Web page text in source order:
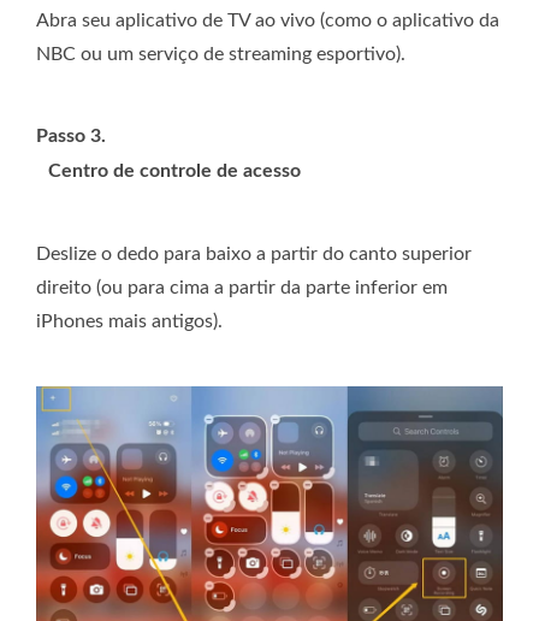
Abra seu aplicativo de TV ao vivo (como o aplicativo da
NBC ou um serviço de streaming esportivo).
Passo 3.
Centro de controle de acesso
Deslize o dedo para baixo a partir do canto superior
direito (ou para cima a partir da parte inferior em
iPhones mais antigos).